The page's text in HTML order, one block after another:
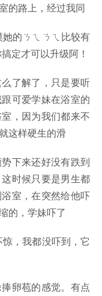
的路上，经过我同
的ㄋㄟㄋㄟ比较有
定才可以升级阿！
了解了，只是要听
可爱学妹在浴室的
，因为我们都来不
这样硬生的滑
下来还好没有跌到
时候只要是男生都
室，在突然给他吓
的，学妹吓了
，我都没吓到，它
卵苞的感觉。有点